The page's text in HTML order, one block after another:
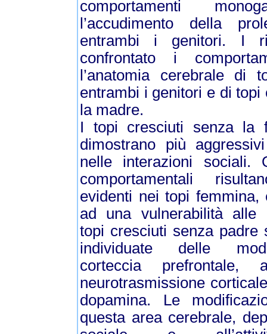
comportamenti
l’accudimento della
entrambi i genitori. I
confrontato i
l’anatomia cerebrale di
entrambi i genitori e di topi
la madre.
I topi cresciuti senza la
dimostrano più
nelle interazioni sociali.
comportamentali
evidenti nei topi femmina,
ad una vulnerabilità alle
topi cresciuti senza padre
individuate delle
corteccia
neurotrasmissione
dopamina. Le
questa area cerebrale,